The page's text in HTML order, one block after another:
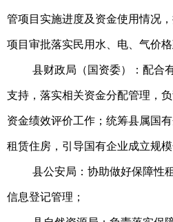
管项目实施进度及资金使用情况
项目审批落实民用水、电、气价格
县财政局（国资委）：配合
支持，落实相关资金分配管理，
资金绩效评价工作；统筹县属国
租赁住房，引导国有企业成立规模
县公安局：协助做好保障性
信息登记管理；